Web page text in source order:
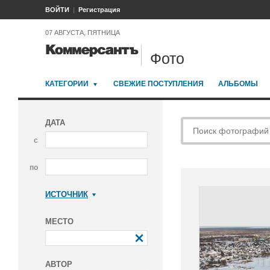
ВОЙТИ Регистрация
07 АВГУСТА, ПЯТНИЦА
Фото
КАТЕГОРИИ СВЕЖИЕ ПОСТУПЛЕНИЯ АЛЬБОМЫ
ДАТА
с
по
ИСТОЧНИК
МЕСТО
АВТОР